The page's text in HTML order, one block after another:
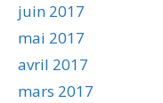
juin 2017
mai 2017
avril 2017
mars 2017